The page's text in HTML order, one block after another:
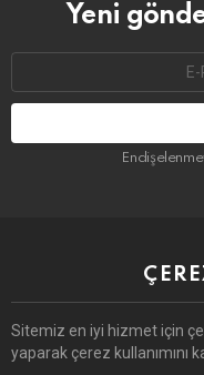
Yeni
Sitemiz en iyi hizmet için
yaparak çerez kullanımını